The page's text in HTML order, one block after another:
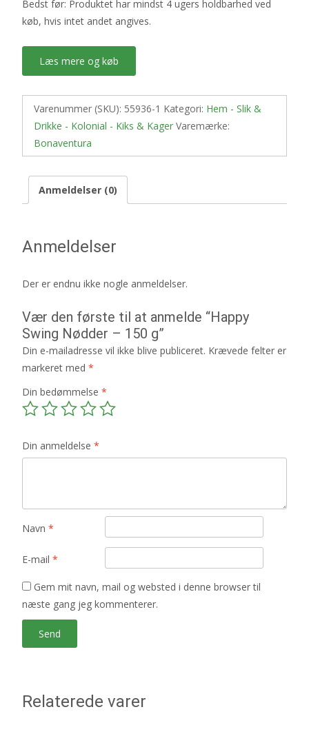
Bedst før: Produktet har mindst 4 ugers holdbarhed ved
køb, hvis intet andet angives.
Læs mere og køb
Varenummer (SKU): 55936-1 Kategori: Hem - Slik &
Drikke - Kolonial - Kiks & Kager Varemærke:
Bonaventura
Anmeldelser (0)
Anmeldelser
Der er endnu ikke nogle anmeldelser.
Vær den første til at anmelde “Happy
Swing Nødder – 150 g”
Din e-mailadresse vil ikke blive publiceret. Krævede felter er
markeret med *
Din bedømmelse *
Din anmeldelse *
Navn *
E-mail *
Gem mit navn, mail og websted i denne browser til
næste gang jeg kommenterer.
Relaterede varer